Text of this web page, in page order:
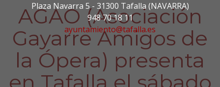
Plaza Navarra 5 - 31300 Tafalla (NAVARRA)
948 70 18 11
ayuntamiento@tafalla.es
AGAO (Asociación
Gayarre Amigos de
la Ópera) presenta